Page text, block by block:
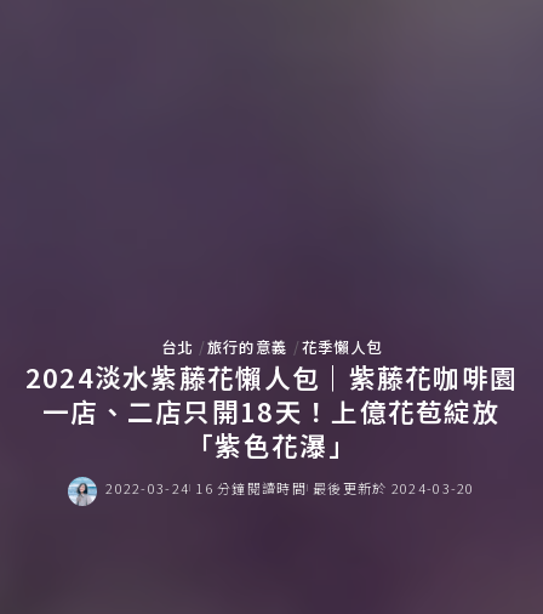
台北 旅行的意義 花季懶人包
2024淡水紫藤花懶人包｜紫藤花咖啡園
一店、二店只開18天！上億花苞綻放
「紫色花瀑」
2022-03-24 16 分鐘閱讀時間 最後更新於 2024-03-20